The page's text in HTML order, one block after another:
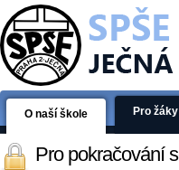
O naší škole Pro
Pro pokračování